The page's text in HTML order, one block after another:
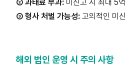
② 과태료 부과: 미신고 시 최대 5
③ 형사 처벌 가능성: 고의적인 미
해외 법인 운영 시 주의 사항